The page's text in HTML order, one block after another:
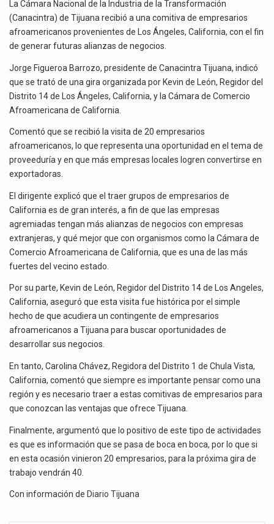
El gobierno de Estados Unidos anunciará un arancel del 15 % sobre los productos fabricados…
NEGOCIO
EN
TIJUANA
La Cámara Nacional de la Industria de la Transformación
(Canacintra) de Tijuana recibió a una comitiva de empresarios
afroamericanos provenientes de Los Ángeles, California, con el fin
de generar futuras alianzas de negocios.
Jorge Figueroa Barrozo, presidente de Canacintra Tijuana, indicó
que se trató de una gira organizada por Kevin de León, Regidor del
Distrito 14 de Los Ángeles, California, y la Cámara de Comercio
Afroamericana de California.
Comentó que se recibió la visita de 20 empresarios
afroamericanos, lo que representa una oportunidad en el tema de
proveeduría y en que más empresas locales logren convertirse en
exportadoras.
El dirigente explicó que el traer grupos de empresarios de
California es de gran interés, a fin de que las empresas
agremiadas tengan más alianzas de negocios con empresas
extranjeras, y qué mejor que con organismos como la Cámara de
Comercio Afroamericana de California, que es una de las más
fuertes del vecino estado.
Por su parte, Kevin de León, Regidor del Distrito 14 de Los Angeles,
California, aseguró que esta visita fue histórica por el simple
hecho de que acudiera un contingente de empresarios
afroamericanos a Tijuana para buscar oportunidades de
desarrollar sus negocios.
En tanto, Carolina Chávez, Regidora del Distrito 1 de Chula Vista,
California, comentó que siempre es importante pensar como una
región y es necesario traer a estas comitivas de empresarios para
que conozcan las ventajas que ofrece Tijuana.
Finalmente, argumentó que lo positivo de este tipo de actividades
es que es información que se pasa de boca en boca, por lo que si
en esta ocasión vinieron 20 empresarios, para la próxima gira de
trabajo vendrán 40.
Con información de Diario Tijuana